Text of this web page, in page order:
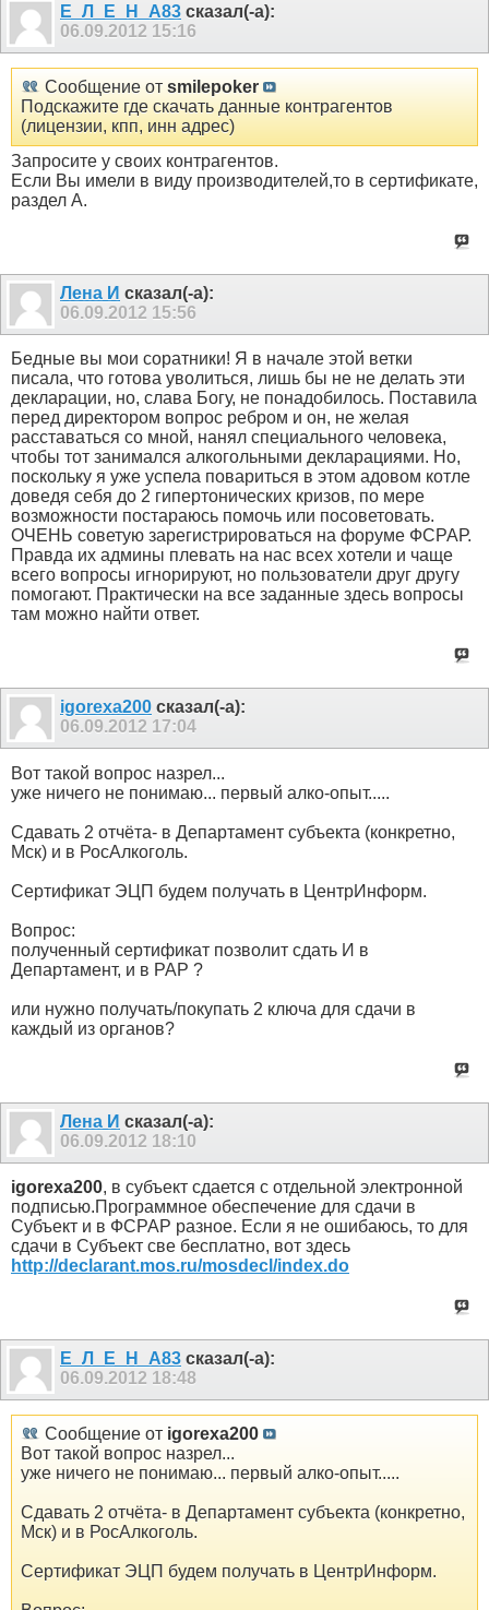
Е_Л_Е_Н_А83 сказал(-а):
06.09.2012 15:16
Сообщение от smilepoker
Подскажите где скачать данные контрагентов
(лицензии, кпп, инн адрес)
Запросите у своих контрагентов.
Если Вы имели в виду производителей,то в сертификате,
раздел А.
Лена И сказал(-а):
06.09.2012 15:56
Бедные вы мои соратники! Я в начале этой ветки
писала, что готова уволиться, лишь бы не не делать эти
декларации, но, слава Богу, не понадобилось. Поставила
перед директором вопрос ребром и он, не желая
расставаться со мной, нанял специального человека,
чтобы тот занимался алкогольными декларациями. Но,
поскольку я уже успела повариться в этом адовом котле
доведя себя до 2 гипертонических кризов, по мере
возможности постараюсь помочь или посоветовать.
ОЧЕНЬ советую зарегистрироваться на форуме ФСРАР.
Правда их админы плевать на нас всех хотели и чаще
всего вопросы игнорируют, но пользователи друг другу
помогают. Практически на все заданные здесь вопросы
там можно найти ответ.
igorexa200 сказал(-а):
06.09.2012 17:04
Вот такой вопрос назрел...
уже ничего не понимаю... первый алко-опыт.....
Сдавать 2 отчёта- в Департамент субъекта (конкретно,
Мск) и в РосАлкоголь.
Сертификат ЭЦП будем получать в ЦентрИнформ.
Вопрос:
полученный сертификат позволит сдать И в
Департамент, и в РАР ?
или нужно получать/покупать 2 ключа для сдачи в
каждый из органов?
Лена И сказал(-а):
06.09.2012 18:10
igorexa200, в субъект сдается с отдельной электронной
подписью.Программное обеспечение для сдачи в
Субъект и в ФСРАР разное. Если я не ошибаюсь, то для
сдачи в Субъект све бесплатно, вот здесь
http://declarant.mos.ru/mosdecl/index.do
Е_Л_Е_Н_А83 сказал(-а):
06.09.2012 18:48
Сообщение от igorexa200
Вот такой вопрос назрел...
уже ничего не понимаю... первый алко-опыт.....
Сдавать 2 отчёта- в Департамент субъекта (конкретно,
Мск) и в РосАлкоголь.
Сертификат ЭЦП будем получать в ЦентрИнформ.